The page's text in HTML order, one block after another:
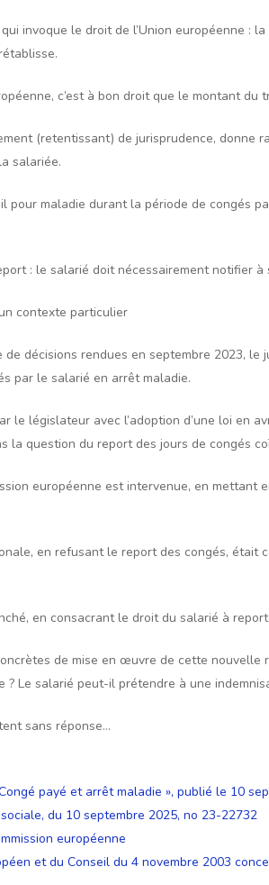
invoque le droit de l’Union européenne
c’est à bon droit que le montant
(retentissant) de jurisprudence,
salariée.
pour maladie durant la période de congés
: le salarié doit nécessairement notifier
contexte particulier
décisions rendues en septembre 2023,
par le salarié en arrêt maladie.
le législateur avec l’adoption d’une loi en
la question du report des jours de congés
européenne est intervenue, en
en refusant le report des congés,
en consacrant le droit du salarié à
de mise en œuvre de cette
? Le salarié peut-il prétendre à une
sans réponse…
payé et arrêt maladie », publié le 10
du 10 septembre 2025, no 23-22732
européenne
et du Conseil du 4 novembre 2003